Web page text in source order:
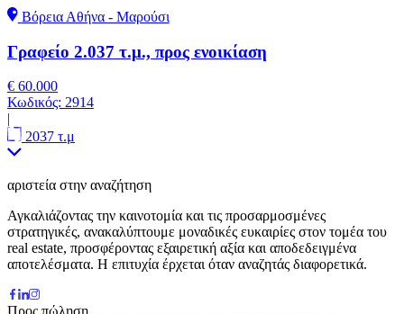
Βόρεια Αθήνα - Μαρούσι
Γραφείο 2.037 τ.μ., προς ενοικίαση
€ 60.000
Κωδικός: 2914
|
2037 τ.μ
αριστεία στην αναζήτηση
Αγκαλιάζοντας την καινοτομία και τις προσαρμοσμένες
στρατηγικές, ανακαλύπτουμε μοναδικές ευκαιρίες στον τομέα του
real estate, προσφέροντας εξαιρετική αξία και αποδεδειγμένα
αποτελέσματα. Η επιτυχία έρχεται όταν αναζητάς διαφορετικά.